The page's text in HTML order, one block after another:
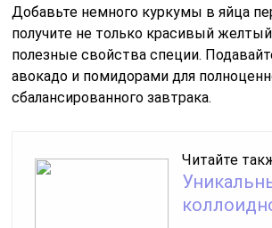
Добавьте немного куркумы в яйца
получите не только красивый
полезные свойства специи.
авокадо и помидорами для
сбалансированного завтрака.
Читайте